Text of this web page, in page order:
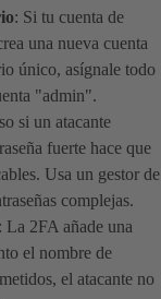
: Si tu cuenta de
una nueva cuenta
único, asígnale todo
"admin".
si un atacante
fuerte hace que
Usa un gestor de
complejas.
: La 2FA añade una
el nombre de
el atacante no